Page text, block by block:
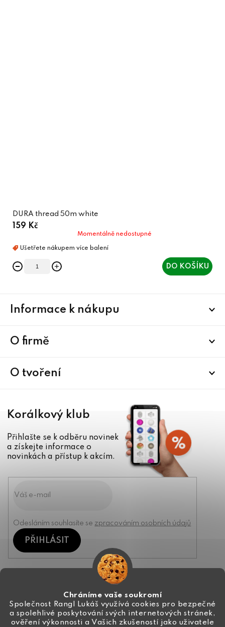
Chráníme vaše soukromí
Společnost Rangl Lukáš využívá cookies pro bezpečné
a spolehlivé poskytování svých internetových stránek,
ověření výkonnosti a Vašich zkušeností jako uživatele
DURA thread 50m white
159 Kč
Momentálně nedostupné
DO KOŠÍKU
Informace k nákupu
O firmě
O tvoření
Korálkový klub
Přihlašte se k odběru novinek
a získejte informace o
novinkách a přístup k akcím.
Odesláním souhlasíte se zpracováním osobních údajů
PŘIHLÁSIT
+420 774 444 191